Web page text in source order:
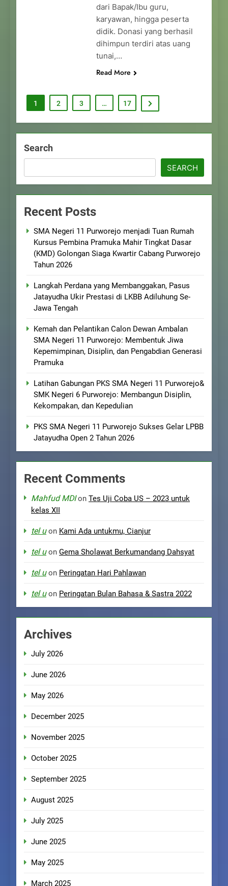
dari Bapak/Ibu guru,
karyawan, hingga peserta
didik. Donasi yang berhasil
dihimpun terdiri atas uang
tunai,…
Read More
1 2 3 … 17
Search
SEARCH
Recent Posts
SMA Negeri 11 Purworejo menjadi Tuan Rumah
Kursus Pembina Pramuka Mahir Tingkat Dasar
(KMD) Golongan Siaga Kwartir Cabang Purworejo
Tahun 2026
Langkah Perdana yang Membanggakan, Pasus
Jatayudha Ukir Prestasi di LKBB Adiluhung Se-
Jawa Tengah
Kemah dan Pelantikan Calon Dewan Ambalan
SMA Negeri 11 Purworejo: Membentuk Jiwa
Kepemimpinan, Disiplin, dan Pengabdian Generasi
Pramuka
Latihan Gabungan PKS SMA Negeri 11 Purworejo&
SMK Negeri 6 Purworejo: Membangun Disiplin,
Kekompakan, dan Kepedulian
PKS SMA Negeri 11 Purworejo Sukses Gelar LPBB
Jatayudha Open 2 Tahun 2026
Recent Comments
Mahfud MDIon Tes Uji Coba US – 2023 untuk
kelas XII
tel uon Kami Ada untukmu, Cianjur
tel uon Gema Sholawat Berkumandang Dahsyat
tel uon Peringatan Hari Pahlawan
tel uon Peringatan Bulan Bahasa & Sastra 2022
Archives
July 2026
June 2026
May 2026
December 2025
November 2025
October 2025
September 2025
August 2025
July 2025
June 2025
May 2025
March 2025